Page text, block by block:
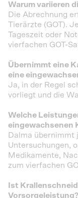
Warum variieren
Die Abrechnung
Tierärzte (GOT).
Tageszeit oder
vierfachen GOT-
Übernimmt eine
eine
Ja, in der Regel
vorliegt und die
Welche
eingewachsenen
Dalma übernimmt
Untersuchungen,
Medikamente,
zum vierfachen
Ist
Vorsorgeleistung?